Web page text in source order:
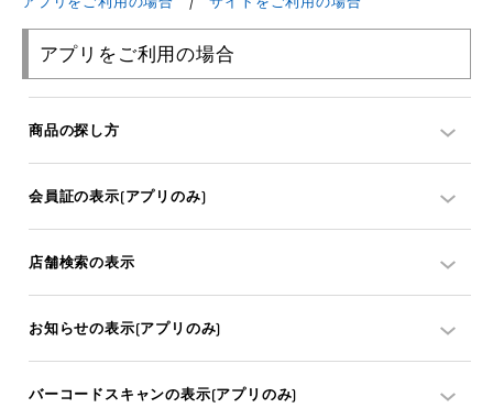
アプリをご利用の場合
商品の探し方
会員証の表示(アプリのみ)
店舗検索の表示
お知らせの表示(アプリのみ)
バーコードスキャンの表示(アプリのみ)